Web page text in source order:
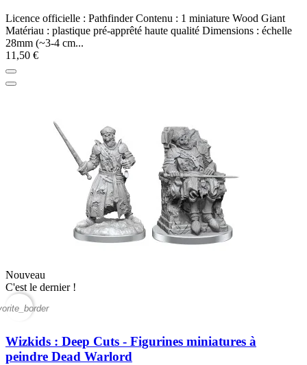
Licence officielle : Pathfinder Contenu : 1 miniature Wood Giant
Matériau : plastique pré-apprêté haute qualité Dimensions : échelle
28mm (~3-4 cm...
11,50 €
Nouveau
C'est le dernier !
Wizkids : Deep Cuts - Figurines miniatures à
peindre Dead Warlord